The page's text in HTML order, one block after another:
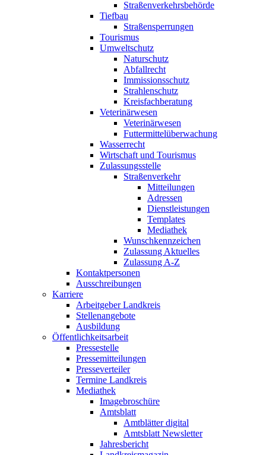
Straßenverkehrsbehörde
Tiefbau
Straßensperrungen
Tourismus
Umweltschutz
Naturschutz
Abfallrecht
Immissionsschutz
Strahlenschutz
Kreisfachberatung
Veterinärwesen
Veterinärwesen
Futtermittelüberwachung
Wasserrecht
Wirtschaft und Tourismus
Zulassungsstelle
Straßenverkehr
Mitteilungen
Adressen
Dienstleistungen
Templates
Mediathek
Wunschkennzeichen
Zulassung Aktuelles
Zulassung A-Z
Kontaktpersonen
Ausschreibungen
Karriere
Arbeitgeber Landkreis
Stellenangebote
Ausbildung
Öffentlichkeitsarbeit
Pressestelle
Pressemitteilungen
Presseverteiler
Termine Landkreis
Mediathek
Imagebroschüre
Amtsblatt
Amtblätter digital
Amtsblatt Newsletter
Jahresbericht